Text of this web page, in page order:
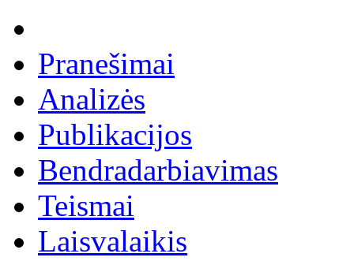
Pranešimai
Analizės
Publikacijos
Bendradarbiavimas
Teismai
Laisvalaikis